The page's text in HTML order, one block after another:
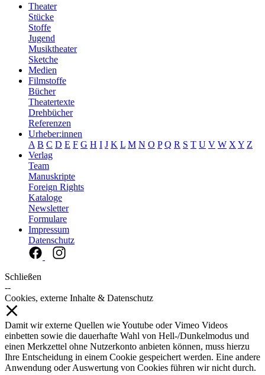
Theater
Stücke
Stoffe
Jugend
Musiktheater
Sketche
Medien
Filmstoffe
Bücher
Theatertexte
Drehbücher
Referenzen
Urheber:innen
A B C D E F G H I J K L M N O P Q R S T U V W X Y Z
Verlag
Team
Manuskripte
Foreign Rights
Kataloge
Newsletter
Formulare
Impressum
Datenschutz
Schließen
--
Cookies, externe Inhalte & Datenschutz
Damit wir externe Quellen wie Youtube oder Vimeo Videos
einbetten sowie die dauerhafte Wahl von Hell-/Dunkelmodus und
einen Merkzettel ohne Nutzerkonto anbieten können, muss hierzu
Ihre Entscheidung in einem Cookie gespeichert werden. Eine andere
Anwendung oder Auswertung von Cookies führen wir nicht durch.